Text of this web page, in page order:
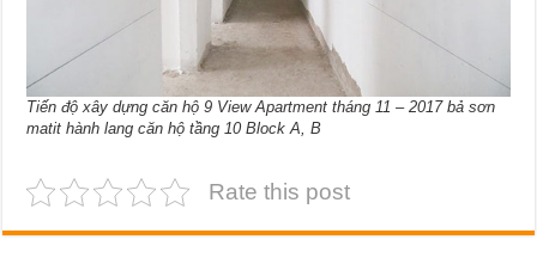
Tiến độ xây dựng căn hộ 9 View Apartment tháng 11 – 2017 bả sơn
matit hành lang căn hộ tầng 10 Block A, B
Rate this post